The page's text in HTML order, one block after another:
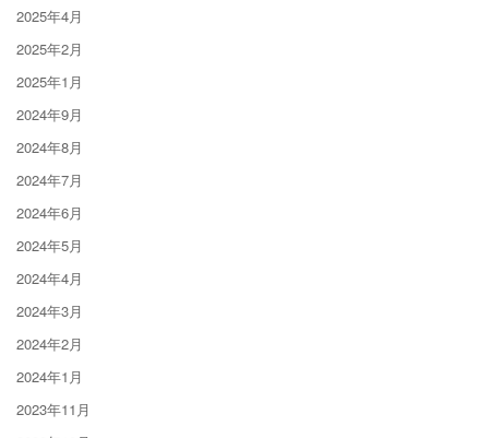
2025年4月
2025年2月
2025年1月
2024年9月
2024年8月
2024年7月
2024年6月
2024年5月
2024年4月
2024年3月
2024年2月
2024年1月
2023年11月